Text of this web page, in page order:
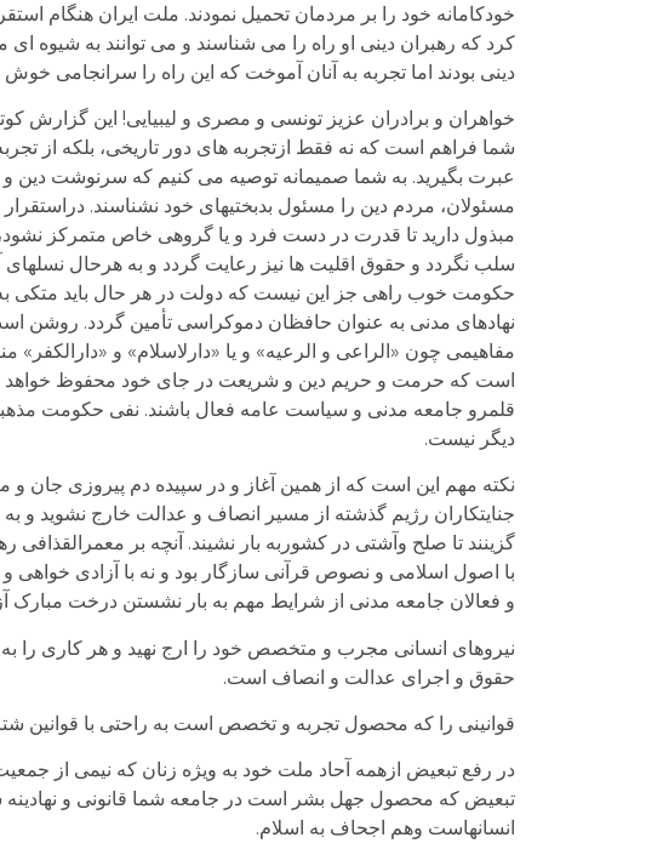
خودکامانه خود را بر مردمان تحمیل نمودند. ملت ایران هنگام
کرد که رهبران دینی او راه را می شناسند و می توانند به شیوه
دینی بودند اما تجربه به آنان آموخت که این راه را سرانجامی
خواهران و برادران عزیز تونسی و مصری و لیبیایی! این گزارش
شما فراهم است که نه فقط ازتجربه های دور تاریخی، بلکه از
عبرت بگیرید. به شما صمیمانه توصیه می کنیم که سرنوشت دین
مسئولان، مردم دین را مسئول بدبختیهای خود نشناسند.
مبذول دارید تا قدرت در دست فرد و یا گروهی خاص متمرکز
سلب نگردد و حقوق اقلیت ها نیز رعایت گردد و به هرحال نسلهای
حکومت خوب راهی جز این نیست که دولت در هر حال باید متکی
نهادهای مدنی به عنوان حافظان دموکراسی تأمین گردد. روشن
مفاهیمی چون «الراعی و الرعیه» و یا «دارلاسلام» و
است که حرمت و حریم دین و شریعت در جای خود محفوظ خواهد
قلمرو جامعه مدنی و سیاست عامه فعال باشند. نفی حکومت
دیگر نیست.
نکته مهم این است که از همین آغاز و در سپیده دم پیروزی جان و
جنایتکاران رژیم گذشته از مسیر انصاف و عدالت خارج نشوید و
گزینند تا صلح وآشتی در کشوربه بار نشیند. آنچه بر
با اصول اسلامی و نصوص قرآنی سازگار بود و نه با آزادی
و فعالان جامعه مدنی از شرایط مهم به بار نشستن درخت
نیروهای انسانی مجرب و متخصص خود را ارج نهید و هر کاری را به
حقوق و اجرای عدالت و انصاف است.
قوانینی را که محصول تجربه و تخصص است به راحتی با قوانین
در رفع تبعیض ازهمه آحاد ملت خود به ویژه زنان که نیمی از
تبعیض که محصول جهل بشر است در جامعه شما قانونی و نهادینه
انسانهاست وهم اجحاف به اسلام.